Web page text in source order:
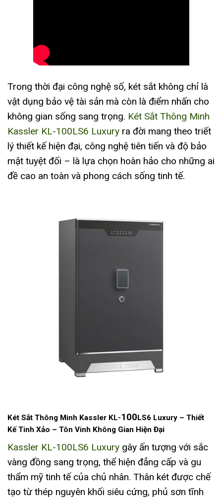
Trong thời đại công nghệ số, két sắt không chỉ là
vật dụng bảo vệ tài sản mà còn là điểm nhấn cho
không gian sống sang trọng. Két Sắt Thông Minh
Kassler KL-100LS6 Luxury ra đời mang theo triết
lý thiết kế hiện đại, công nghệ tiên tiến và độ bảo
mật tuyệt đối – là lựa chọn hoàn hảo cho những ai
đề cao an toàn và phong cách sống tinh tế.
Két Sắt Thông Minh Kassler KL-100 LS6 Luxury – Thiết
Kế Tinh Xảo – Tôn Vinh Không Gian Hiện Đại
Kassler KL-100LS6 Luxury gây ấn tượng với sắc
vàng đồng sang trọng, thể hiện đẳng cấp và gu
thẩm mỹ tinh tế của chủ nhân. Thân két được chế
tạo từ thép nguyên khối siêu cứng, phủ sơn tĩnh